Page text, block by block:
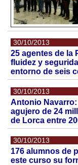
30/10/2013
25 agentes de la
fluidez y
entorno de seis
30/10/2013
Antonio
agujero de 24
de Lorca entre
30/10/2013
176 alumnos de
este curso su